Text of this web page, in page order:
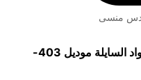
منسى
السايلة موديل
403-